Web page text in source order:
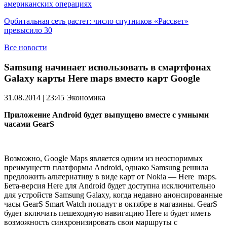
американских операциях
Орбитальная сеть растет: число спутников «Рассвет»
превысило 30
Все новости
Samsung начинает использовать в смартфонах
Galaxy карты Here maps вместо карт Google
31.08.2014 | 23:45 Экономика
Приложение Android будет выпущено вместе с умными
часами GearS
Возможно, Google Maps является одним из неоспоримых
преимуществ платформы Android, однако Samsung решила
предложить альтернативу в виде карт от Nokia — Here maps.
Бета-версия Here для Android будет доступна исключительно
для устройств Samsung Galaxy, когда недавно анонсированные
часы GearS Smart Watch попадут в октябре в магазины. GearS
будет включать пешеходную навигацию Here и будет иметь
возможность синхронизировать свои маршруты с